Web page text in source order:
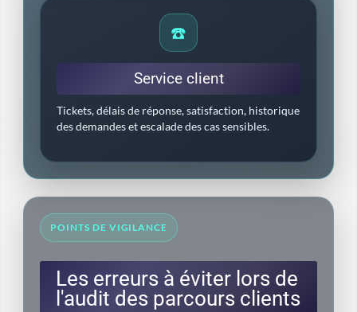
☎️
Service client
Tickets, délais de réponse, satisfaction, historique
des demandes et escalade des cas sensibles.
POINTS DE VIGILANCE
Les erreurs à éviter lors de
l'audit des parcours clients